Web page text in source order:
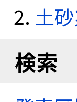
土
検索